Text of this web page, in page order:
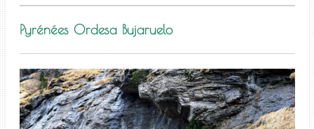
Pyrénées Ordesa Bujaruelo